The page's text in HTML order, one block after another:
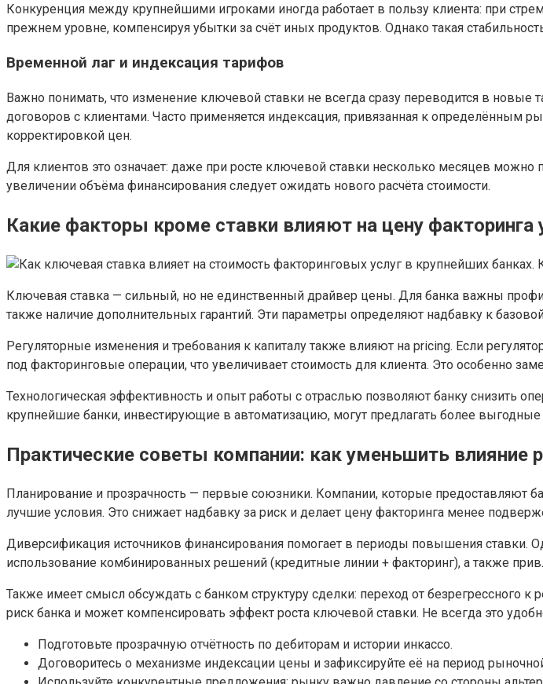
Конкуренция между крупнейшими игроками иногда работает в пользу клиента: при
прежнем уровне, компенсируя убытки за счёт иных продуктов. Однако такая
Временной лаг и индексация тарифов
Важно понимать, что изменение ключевой ставки не всегда сразу переводится в
договоров с клиентами. Часто применяется индексация, привязанная к определённым
корректировкой цен.
Для клиентов это означает: даже при росте ключевой ставки несколько месяцев
увеличении объёма финансирования следует ожидать нового расчёта стоимости.
Какие факторы кроме ставки влияют на цену факторинга
Ключевая ставка — сильный, но не единственный драйвер цены. Для банка важны
также наличие дополнительных гарантий. Эти параметры определяют надбавку к
Регуляторные изменения и требования к капиталу также влияют на pricing. Если
под факторинговые операции, что увеличивает стоимость для клиента. Это особенно
Технологическая эффективность и опыт работы с отраслью позволяют банку снизить
крупнейшие банки, инвестирующие в автоматизацию, могут предлагать более
Практические советы компании: как уменьшить влияние
Планирование и прозрачность — первые союзники. Компании, которые предоставляют
лучшие условия. Это снижает надбавку за риск и делает цену факторинга менее
Диверсификация источников финансирования помогает в периоды повышения
использование комбинированных решений (кредитные линии + факторинг), а также
Также имеет смысл обсуждать с банком структуру сделки: переход от безрегрессного
риск банка и может компенсировать эффект роста ключевой ставки. Не всегда это
Подготовьте прозрачную отчётность по дебиторам и истории инкассо.
Договоритесь о механизме индексации цены и зафиксируйте её на период